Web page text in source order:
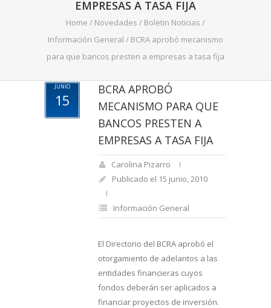
EMPRESAS A TASA FIJA
Home / Novedades / Boletin Noticias /
Información General / BCRA aprobó mecanismo
para que bancos presten a empresas a tasa fija
JUNIO
15
BCRA APROBÓ
MECANISMO PARA QUE
BANCOS PRESTEN A
EMPRESAS A TASA FIJA
Carolina Pizarro
Publicado el 15 junio, 2010
Información General
El Directorio del BCRA aprobó el
otorgamiento de adelantos a las
entidades financieras cuyos
fondos deberán ser aplicados a
financiar proyectos de inversión.